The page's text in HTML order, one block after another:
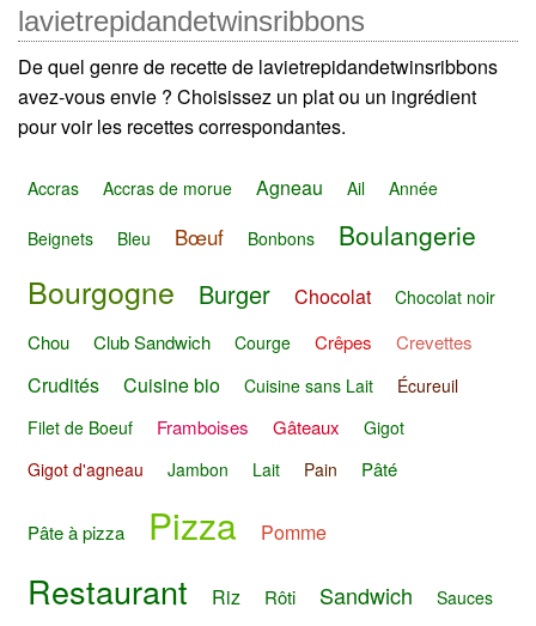
lavietrepidandetwinsribbons
De quel genre de recette de lavietrepidandetwinsribbons
avez-vous envie ? Choisissez un plat ou un ingrédient
pour voir les recettes correspondantes.
Accras Accras de morue Agneau Ail Année
Beignets Bleu Bœuf Bonbons Boulangerie
Bourgogne Burger Chocolat Chocolat noir
Chou Club Sandwich Courge Crêpes Crevettes
Crudités Cuisine bio Cuisine sans Lait
Écureuil
Filet de Boeuf
Framboises Gâteaux
Gigot
Gigot d'agneau
Jambon Lait Pain Pâté
Pâte à pizza Pizza Pomme
Restaurant Riz Rôti Sandwich
Sauces